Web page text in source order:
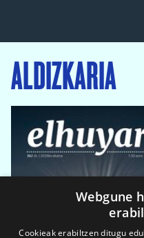
ALDIZKARIA
Webgune
Cookieak erabiltzen ditugu